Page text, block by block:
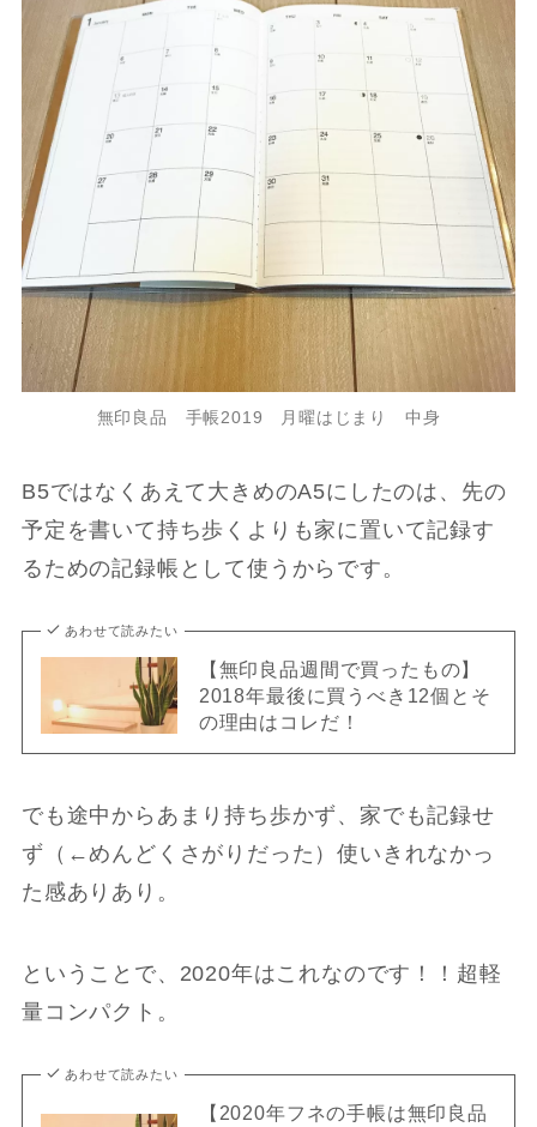
無印良品 手帳2019 月曜はじまり 中身
B5ではなくあえて大きめのA5にしたのは、先の
予定を書いて持ち歩くよりも家に置いて記録す
るための記録帳として使うからです。
あわせて読みたい
【無印良品週間で買ったもの】
2018年最後に買うべき12個とそ
の理由はコレだ！
でも途中からあまり持ち歩かず、家でも記録せ
ず（←めんどくさがりだった）使いきれなかっ
た感ありあり。
ということで、2020年はこれなのです！！超軽
量コンパクト。
あわせて読みたい
【2020年フネの手帳は無印良品